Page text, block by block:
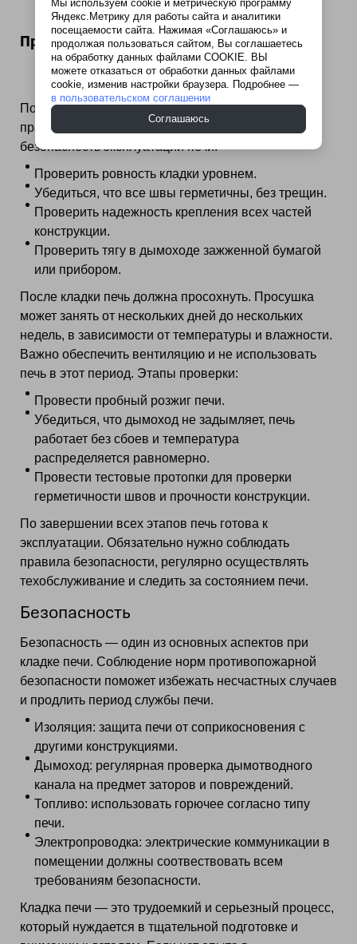
Проверка и завершение работы
После окончания кладки необходимо проверить
правильность выполненных работ и обеспечить
безопасность эксплуатации печи.
Проверить ровность кладки уровнем.
Убедиться, что все швы герметичны, без трещин.
Проверить надежность крепления всех частей
конструкции.
Проверить тягу в дымоходе зажженной бумагой
или прибором.
После кладки печь должна просохнуть. Просушка
может занять от нескольких дней до нескольких
недель, в зависимости от температуры и влажности.
Важно обеспечить вентиляцию и не использовать
печь в этот период. Этапы проверки:
Провести пробный розжиг печи.
Убедиться, что дымоход не задымляет, печь
работает без сбоев и температура
распределяется равномерно.
Провести тестовые протопки для проверки
герметичности швов и прочности конструкции.
По завершении всех этапов печь готова к
эксплуатации. Обязательно нужно соблюдать
правила безопасности, регулярно осуществлять
техобслуживание и следить за состоянием печи.
Безопасность
Безопасность — один из основных аспектов при
кладке печи. Соблюдение норм противопожарной
безопасности поможет избежать несчастных случаев
и продлить период службы печи.
Изоляция: защита печи от соприкосновения с
другими конструкциями.
Дымоход: регулярная проверка дымотводного
канала на предмет заторов и повреждений.
Топливо: использовать горючее согласно типу
печи.
Электропроводка: электрические коммуникации в
помещении должны соотвествовать всем
требованиям безопасности.
Кладка печи — это трудоемкий и серьезный процесс,
который нуждается в тщательной подготовке и
Мы используем cookie и метрическую программу
Яндекс.Метрику для работы сайта и аналитики
посещаемости сайта. Нажимая «Соглашаюсь» и
продолжая пользоваться сайтом, Вы соглашаетесь
на обработку данных файлами COOKIE. ВЫ
можете отказаться от обработки данных файлами
cookie, изменив настройки браузера. Подробнее —
в пользовательском соглашении
Соглашаюсь